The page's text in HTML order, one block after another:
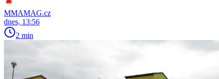
MMAMAG.cz
dnes, 13:56
2 min